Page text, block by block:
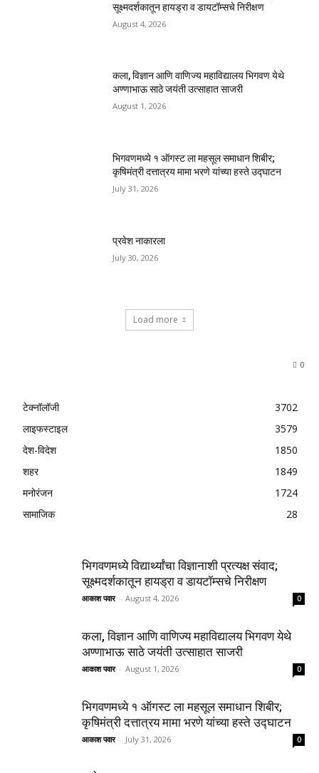
सूक्ष्मदर्शकातून हायड्रा व डायटॉम्सचे निरीक्षण
August 4, 2026
कला, विज्ञान आणि वाणिज्य महाविद्यालय भिगवण येथे
अण्णाभाऊ साठे जयंती उत्साहात साजरी
August 1, 2026
भिगवणमध्ये १ ऑगस्ट ला महसूल समाधान शिबीर;
कृषिमंत्री दत्तात्रय मामा भरणे यांच्या हस्ते उद्घाटन
July 31, 2026
प्रवेश नाकारला
July 30, 2026
Load more
0
टेक्नॉलॉजी
3702
लाइफस्टाइल
3579
देश-विदेश
1850
शहर
1849
मनोरंजन
1724
सामाजिक
28
भिगवणमध्ये विद्यार्थ्यांचा विज्ञानाशी प्रत्यक्ष संवाद;
सूक्ष्मदर्शकातून हायड्रा व डायटॉम्सचे निरीक्षण
आकाश पवार - August 4, 2026 0
कला, विज्ञान आणि वाणिज्य महाविद्यालय भिगवण येथे
अण्णाभाऊ साठे जयंती उत्साहात साजरी
आकाश पवार - August 1, 2026 0
भिगवणमध्ये १ ऑगस्ट ला महसूल समाधान शिबीर;
कृषिमंत्री दत्तात्रय मामा भरणे यांच्या हस्ते उद्घाटन
आकाश पवार - July 31, 2026 0